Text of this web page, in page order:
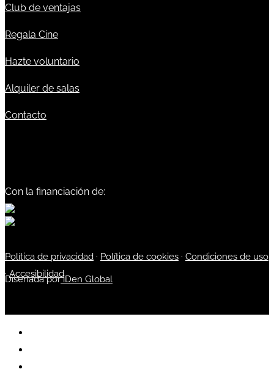
Club de ventajas
Regala Cine
Hazte voluntario
Alquiler de salas
Contacto
Con la financiación de:
Política de privacidad · Política de cookies · Condiciones de uso
·Accesibilidad
Diseñada poriDen Global